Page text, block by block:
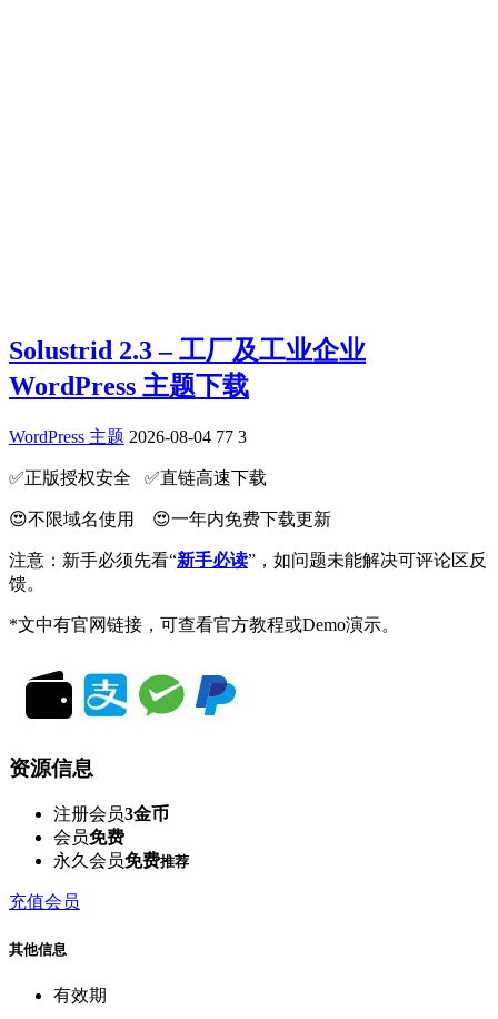
Solustrid 2.3 – 工厂及工业企业
WordPress 主题下载
WordPress 主题 2026-08-04 77 3
✅️正版授权安全 ✅️直链高速下载
😍不限域名使用 😍一年内免费下载更新
注意：新手必须先看“新手必读”，如问题未能解决可评论区反
馈。
*文中有官网链接，可查看官方教程或Demo演示。
资源信息
注册会员3金币
会员免费
永久会员免费推荐
充值会员
其他信息
有效期